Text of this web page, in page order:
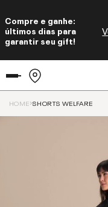
Compre e ganhe:
últimos dias para
garantir seu gift!
HOME SHORTS WELFARE